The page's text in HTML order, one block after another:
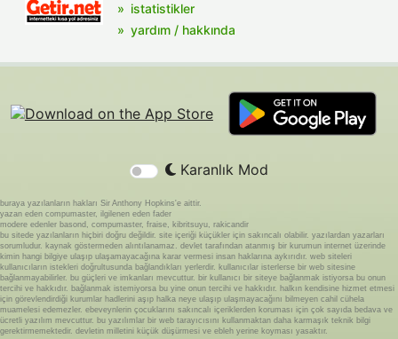
istatistikler
yardım / hakkında
Karanlık Mod
buraya yazılanların hakları Sir Anthony Hopkins'e aittir.
yazan eden compumaster, ilgilenen eden fader
modere edenler basond, compumaster, fraise, kibritsuyu, rakicandir
bu sitede yazılanların hiçbiri doğru değildir. site içeriği küçükler için sakıncalı olabilir. yazılardan yazarları
sorumludur. kaynak göstermeden alıntılanamaz. devlet tarafından atanmış bir kurumun internet üzerinde
kimin hangi bilgiye ulaşıp ulaşamayacağına karar vermesi insan haklarına aykırıdır. web siteleri
kullanıcıların istekleri doğrultusunda bağlandıkları yerlerdir. kullanıcılar isterlerse bir web sitesine
bağlanmayabilirler. bu güçleri ve imkanları mevcuttur. bir kullanıcı bir siteye bağlanmak istiyorsa bu onun
tercihi ve hakkıdır. bağlanmak istemiyorsa bu yine onun tercihi ve hakkıdır. halkın kendisine hizmet etmesi
için görevlendirdiği kurumlar hadlerini aşıp halka neye ulaşıp ulaşmayacağını bilmeyen cahil cühela
muamelesi edemezler. ebeveynlerin çocuklarını sakıncalı içeriklerden koruması için çok sayıda bedava ve
ücretli yazılım mevcuttur. bu yazılımlar bir web tarayıcısını kullanmaktan daha karmaşık teknik bilgi
gerektirmemektedir. devletin milletini küçük düşürmesi ve ebleh yerine koyması yasaktır.